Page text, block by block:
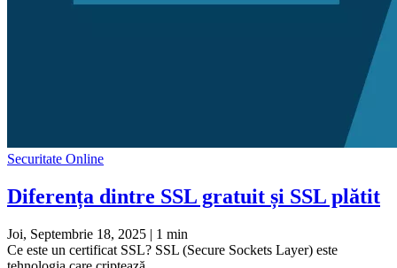
Securitate Online
Diferența dintre SSL gratuit și SSL plătit
Joi, Septembrie 18, 2025 | 1 min
Ce este un certificat SSL? SSL (Secure Sockets Layer) este